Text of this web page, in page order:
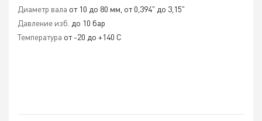
Диаметр вала от 10 до 80 мм, от 0,394" до 3,15"
Давление изб. до 10 бар
Температура от -20 до +140 С